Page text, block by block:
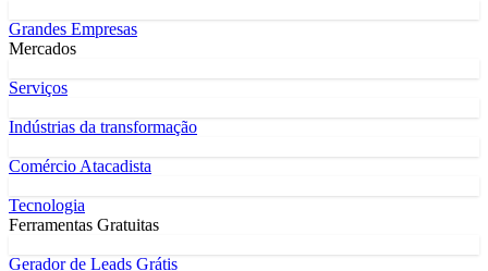
Grandes Empresas
Mercados
Serviços
Indústrias da transformação
Comércio Atacadista
Tecnologia
Ferramentas Gratuitas
Gerador de Leads Grátis